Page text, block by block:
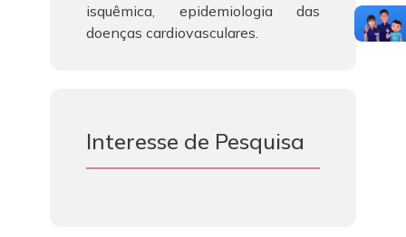
isquêmica, epidemiologia das
doenças cardiovasculares.
Interesse de Pesquisa